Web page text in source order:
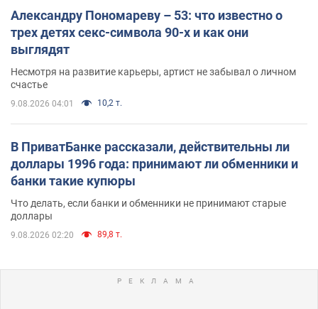
Александру Пономареву – 53: что известно о
трех детях секс-символа 90-х и как они
выглядят
Несмотря на развитие карьеры, артист не забывал о личном
счастье
9.08.2026 04:01 10,2 т.
В ПриватБанке рассказали, действительны ли
доллары 1996 года: принимают ли обменники и
банки такие купюры
Что делать, если банки и обменники не принимают старые
доллары
9.08.2026 02:20 89,8 т.